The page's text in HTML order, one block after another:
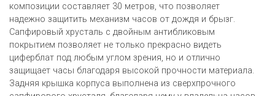
композиции составляет 30 метров, что позволяет
надежно защитить механизм часов от дождя и брызг.
Сапфировый хрусталь с двойным антибликовым
покрытием позволяет не только прекрасно видеть
циферблат под любым углом зрения, но и отлично
защищает часы благодаря высокой прочности материала.
Задняя крышка корпуса выполнена из сверхпрочного